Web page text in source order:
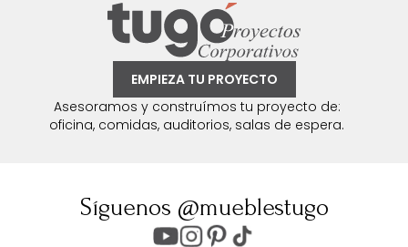
EMPIEZA TU PROYECTO
Asesoramos y construímos tu proyecto de:
oficina, comidas, auditorios, salas de espera.
Síguenos @mueblestugo